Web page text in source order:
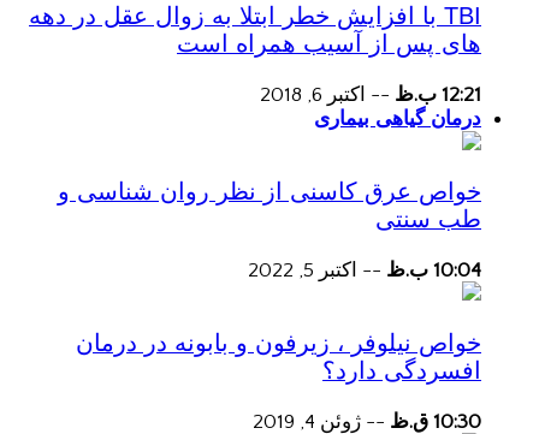
TBI با افزایش خطر ابتلا به زوال عقل در دهه
های پس از آسیب همراه است
12:21 ب.ظ -- اکتبر 6, 2018
درمان گیاهی بیماری
خواص عرق کاسنی از نظر روان شناسی و
طب سنتی
10:04 ب.ظ -- اکتبر 5, 2022
خواص نیلوفر ، زیرفون و بابونه در درمان
افسردگی دارد؟
10:30 ق.ظ -- ژوئن 4, 2019